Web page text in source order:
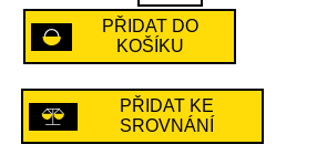
PŘIDAT DO
KOŠÍKU
PŘIDAT KE
SROVNÁNÍ